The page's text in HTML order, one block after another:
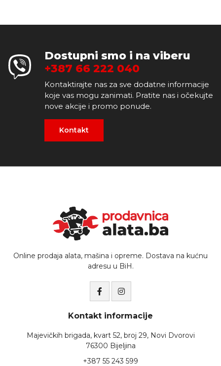
Dostupni smo i na viberu
+387 66 222 040
Kontaktirajte nas za sve dodatne informacije
koje vas mogu zanimati. Pratite nas i očekujte
nove akcije i promo ponude.
Kontakt
Online prodaja alata, mašina i opreme. Dostava na kućnu
adresu u BiH.
Kontakt informacije
Majevičkih brigada, kvart 52, broj 29, Novi Dvorovi
76300 Bijeljina
+387 55 243 599